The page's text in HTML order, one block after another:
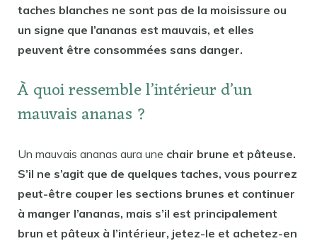
taches blanches ne sont pas de la moisissure ou
un signe que l’ananas est mauvais, et elles
peuvent être consommées sans danger.
À quoi ressemble l’intérieur d’un
mauvais ananas ?
Un mauvais ananas aura une chair brune et pâteuse.
S’il ne s’agit que de quelques taches, vous pourrez
peut-être couper les sections brunes et continuer
à manger l’ananas, mais s’il est principalement
brun et pâteux à l’intérieur, jetez-le et achetez-en